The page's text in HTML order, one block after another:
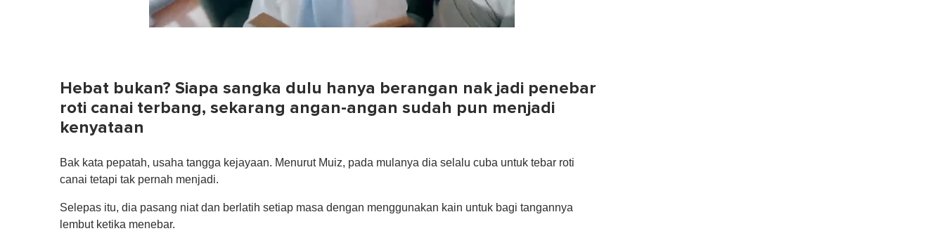
0%
Hebat bukan? Siapa sangka dulu hanya berangan nak jadi penebar
roti canai terbang, sekarang angan-angan sudah pun menjadi
kenyataan
Bak kata pepatah, usaha tangga kejayaan. Menurut Muiz, pada mulanya dia selalu cuba untuk tebar roti
canai tetapi tak pernah menjadi.
Selepas itu, dia pasang niat dan berlatih setiap masa dengan menggunakan kain untuk bagi tangannya
lembut ketika menebar.